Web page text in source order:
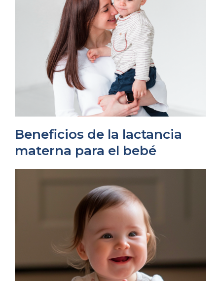
Beneficios de la lactancia
materna para el bebé